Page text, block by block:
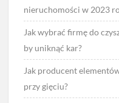
nieruchomości w 2023
Jak wybrać firmę do
by uniknąć kar?
Jak producent
przy gięciu?